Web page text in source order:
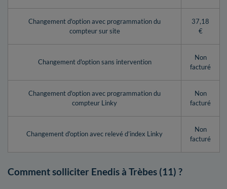
Changement d'option avec programmation du
compteur sur site
37,18
€
Changement d'option sans intervention
Non
facturé
Changement d'option avec programmation du
compteur Linky
Non
facturé
Changement d'option avec relevé d’index Linky
Non
facturé
Comment solliciter Enedis à Trèbes (11) ?